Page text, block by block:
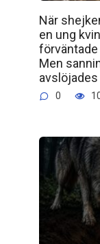
När
en ung
Men
0